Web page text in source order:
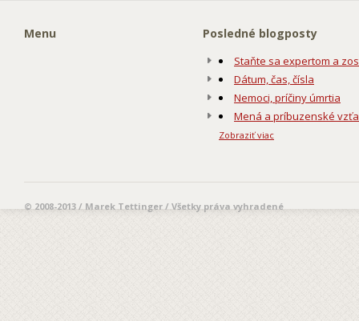
Menu Posledné blogposty
Staňte sa expertom a
Dátum, čas, čísla
Nemoci, príčiny úmrtia
Mená a príbuzenské
Zobraziť viac
© 2008-2013 / Marek Tettinger / Všetky práva vyhradené